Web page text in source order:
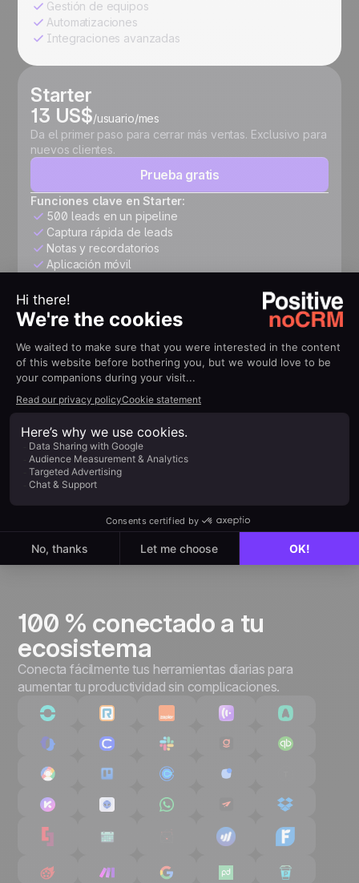
Starter
13 US$/usuario/mes
Da el primer paso para cerrar más ventas. Exclusivo para
nuevos clientes.
Prueba gratis
Funciones clave en Starter:
500 leads en un pipeline
Captura rápida de leads
Notas y recordatorios
Aplicación móvil
Expert
26 US$/usuario/mes
Estructura tu pipeline, automatiza seguimientos, conecta
tus herramientas y acelera tu crecimiento.
Prueba gratis
Todo lo incluido en Starter, más:
Leads y pipelines ilimitados
Personalización sin límites
Cotizaciones y facturas
Seguimiento avanzado
+3,000 integraciones y API
Gestión de equipos
Automatizaciones
Integraciones avanzadas
100 % conectado a tu
ecosistema
Conecta fácilmente tus herramientas diarias para
aumentar tu productividad sin complicaciones.